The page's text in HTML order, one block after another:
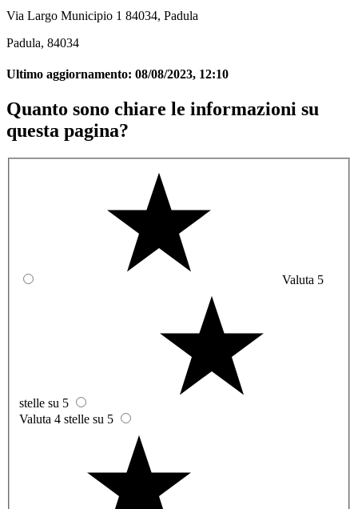
Via Largo Municipio 1 84034, Padula
Padula, 84034
Ultimo aggiornamento: 08/08/2023, 12:10
Quanto sono chiare le informazioni su
questa pagina?
Valuta 5
stelle su 5
Valuta 4 stelle su 5